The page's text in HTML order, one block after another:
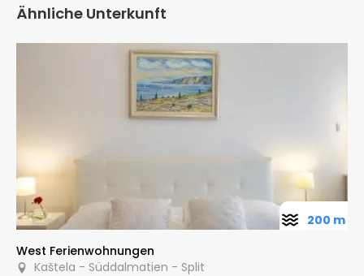
Ähnliche Unterkunft
West Ferienwohnungen
Kaštela - Süddalmatien - Split
200 m